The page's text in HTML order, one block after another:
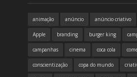
animação anúncio anúncio criativo
Apple branding burger king
campanhas cinema coca cola
conscientização copa do mundo